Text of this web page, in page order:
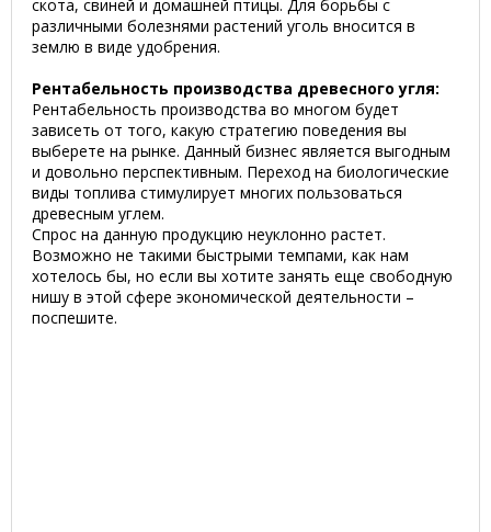
скота, свиней и домашней птицы. Для борьбы с
различными болезнями растений уголь вносится в
землю в виде удобрения.
Рентабельность производства древесного угля:
Рентабельность производства во многом будет
зависеть от того, какую стратегию поведения вы
выберете на рынке. Данный бизнес является выгодным
и довольно перспективным. Переход на биологические
виды топлива стимулирует многих пользоваться
древесным углем.
Спрос на данную продукцию неуклонно растет.
Возможно не такими быстрыми темпами, как нам
хотелось бы, но если вы хотите занять еще свободную
нишу в этой сфере экономической деятельности –
поспешите.